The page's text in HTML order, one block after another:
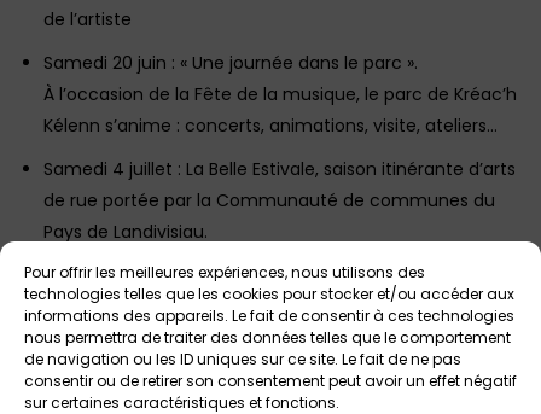
Pour offrir les meilleures expériences, nous utilisons des
technologies telles que les cookies pour stocker et/ou accéder aux
informations des appareils. Le fait de consentir à ces technologies
nous permettra de traiter des données telles que le comportement
de navigation ou les ID uniques sur ce site. Le fait de ne pas
consentir ou de retirer son consentement peut avoir un effet négatif
sur certaines caractéristiques et fonctions.
de l’artiste
Samedi 20 juin : « Une journée dans le parc ».
À l’occasion de la Fête de la musique, le parc de Kréac’h
Kélenn s’anime : concerts, animations, visite, ateliers…
Samedi 4 juillet : La Belle Estivale, saison itinérante d’arts
de rue portée par la Communauté de communes du
Pays de Landivisiau.
Des spectacles, concerts, ateliers, … toute la journée
autour du Pôle culturel et du Parc de Kréac’h Kélenn,
avec :
-à 11h : présentation de la saison culturelle 2026-2027 à
la Bibliothèque Xavier-Grall.